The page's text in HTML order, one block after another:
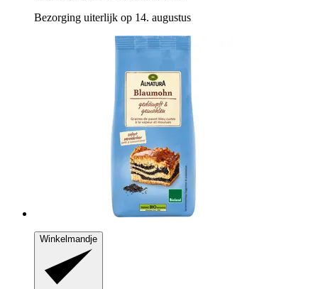
Bezorging uiterlijk op 14. augustus
Winkelmandje